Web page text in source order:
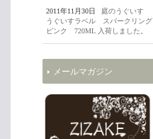
2011年11月30日
庭のうぐいす
うぐいすラベル スパークリング
ピンク 720ML 入荷しました。
メールマガジン